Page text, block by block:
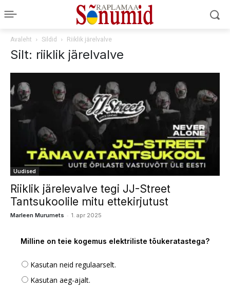
Avaleht Sildid Riiklik järelvalve
Silt: riiklik järelvalve
Uudised
Riiklik järelevalve tegi JJ-Street
Tantsukoolile mitu ettekirjutust
Marleen Murumets - 1. apr 2025
Milline on teie kogemus elektriliste tõukeratastega?
Kasutan neid regulaarselt.
Kasutan aeg-ajalt.